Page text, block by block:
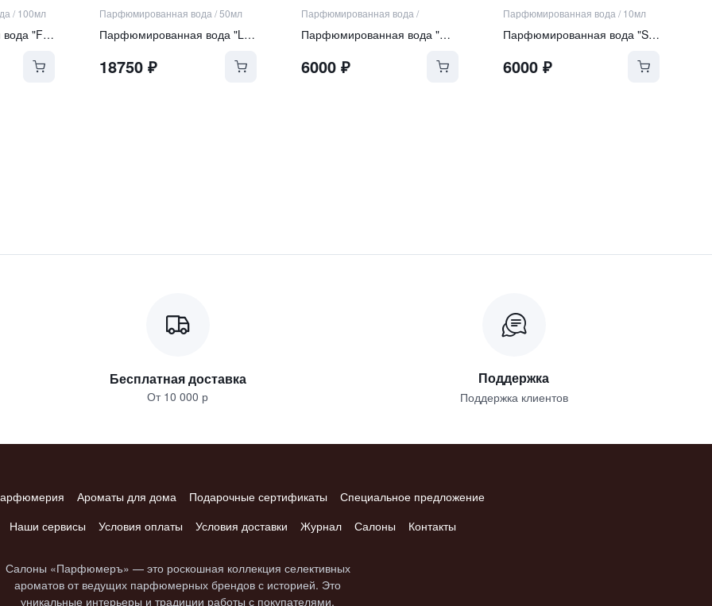
/ 100мл
Парфюмированная вода "FIORIALUX"
Парфюмированная вода /50мл
Парфюмированная вода "Lullaby"
18750 ₽
Парфюмированная вода /
Парфюмированная вода "Over the Moon"
6000₽
Парфюмированная вода / 10мл
Парфюмированная вода "Sophistication"
6000₽
Бесплатная доставка
От 10 000 р
Поддержка
Поддержка клиентов
Ароматы для дома Подарочные сертификаты
Специальное предложение
Наши сервисы Условия оплаты Условия доставки Журнал Салоны Контакты
Салоны «Парфюмеръ» — это роскошная коллекция селективных
ароматов от ведущих парфюмерных брендов с историей. Это
уникальные интерьеры и традиции работы с покупателями.